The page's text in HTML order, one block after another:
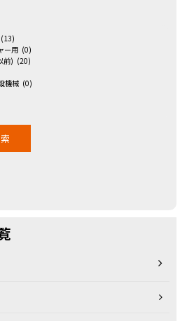
(13)
ー用 (0)
前) (20)
機械 (0)